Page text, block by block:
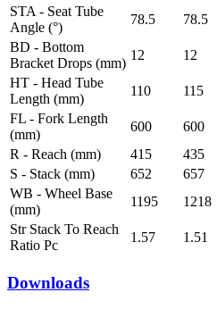
STA - Seat Tube
Angle (°)
78.5 78.5
BD - Bottom
Bracket Drops (mm)
12 12
HT - Head Tube
Length (mm)
110 115
FL - Fork Length
(mm)
600 600
R - Reach (mm)
415 435
S - Stack (mm)
652 657
WB - Wheel Base
(mm)
1195 1218
Str Stack To Reach
Ratio Pc
1.57 1.51
Downloads